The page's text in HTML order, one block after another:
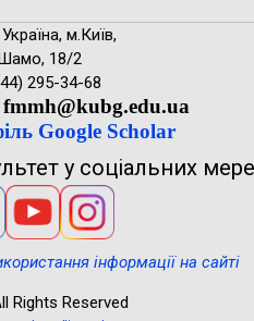
м.Київ,
Шамо, 18/2
295-34-68
fmmh@kubg.edu.ua
Google Scholar
у соціальних
інформації на сайті
Rights Reserved